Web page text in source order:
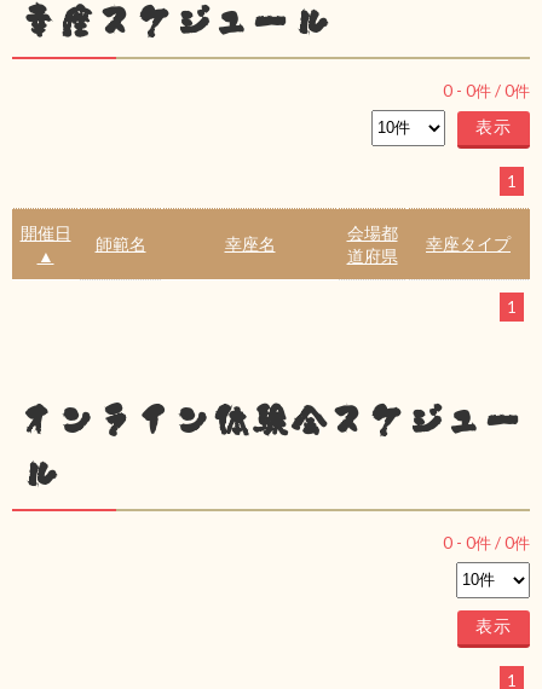
幸座スケジュール
0 - 0件 /0件
1
開催日
▲
師範名 幸座名
会場都
道府県
幸座タイプ
1
オンライン体験会スケジュー
ル
0 - 0件 /0件
1